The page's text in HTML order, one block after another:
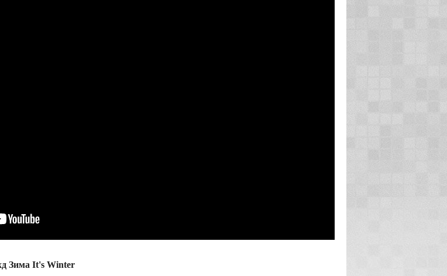
Зима It's Winter